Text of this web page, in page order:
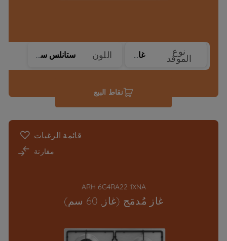
نوع
الموقد غاز اللون ستانلس ستيل
نقاط البيع
قائمة الرغبات
مقارنة
ARH 6G4RA22 1XNA
غاز مُدمَج (غاز, 60 سم)